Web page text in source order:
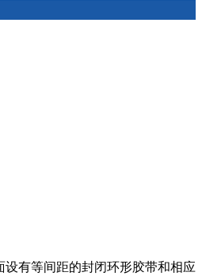
设有等间距的封闭环形胶带和相应